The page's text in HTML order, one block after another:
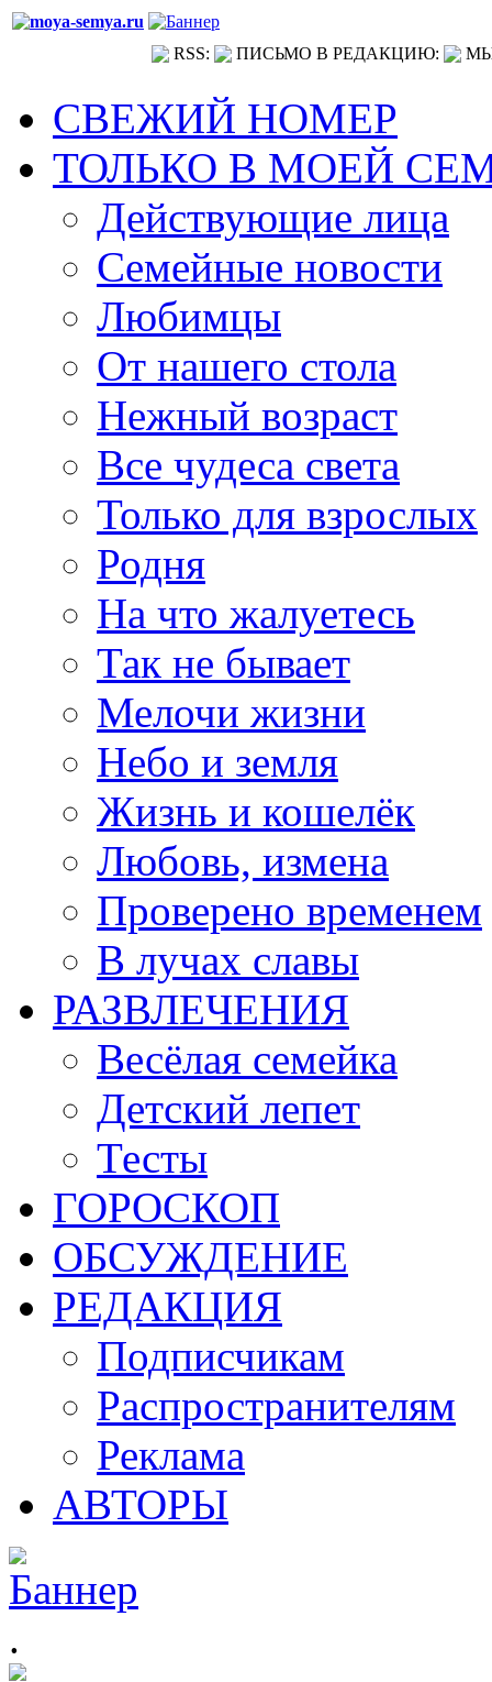
RSS: ПИСЬМО В РЕДАКЦИЮ:
СВЕЖИЙ НОМЕР
ТОЛЬКО В МОЕЙ
Действующие лица
Семейные новости
Любимцы
От нашего стола
Нежный возраст
Все чудеса света
Только для взрослых
Родня
На что жалуетесь
Так не бывает
Мелочи жизни
Небо и земля
Жизнь и кошелёк
Любовь, измена
Проверено временем
В лучах славы
РАЗВЛЕЧЕНИЯ
Весёлая семейка
Детский лепет
Тесты
ГОРОСКОП
ОБСУЖДЕНИЕ
РЕДАКЦИЯ
Подписчикам
Распространителям
Реклама
АВТОРЫ
.